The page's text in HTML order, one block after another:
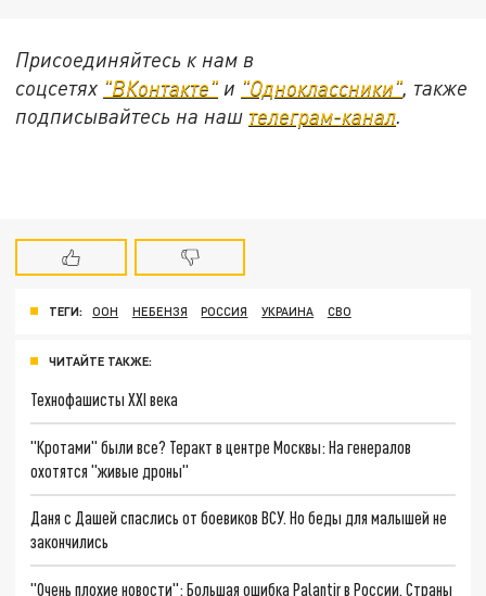
Присоединяйтесь к нам в
соцсетях "ВКонтакте" и "Одноклассники", также
подписывайтесь на наш телеграм-канал.
ТЕГИ: ООН НЕБЕНЗЯ РОССИЯ УКРАИНА СВО
ЧИТАЙТЕ ТАКЖЕ:
Технофашисты XXI века
"Кротами" были все? Теракт в центре Москвы: На генералов
охотятся "живые дроны"
Даня с Дашей спаслись от боевиков ВСУ. Но беды для малышей не
закончились
"Очень плохие новости": Большая ошибка Palantir в России. Страны